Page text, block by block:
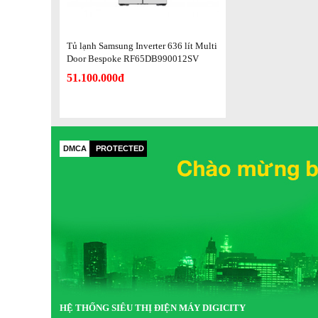
Tủ lạnh Samsung Inverter 636 lít Multi
Door Bespoke RF65DB990012SV
51.100.000đ
DMCA PROTECTED
HỆ THỐNG SIÊU THỊ ĐIỆN MÁY DIGICITY